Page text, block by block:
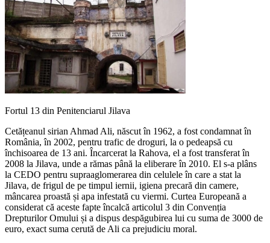
Fortul 13 din Penitenciarul Jilava
Cetățeanul sirian Ahmad Ali, născut în 1962, a fost condamnat în
România, în 2002, pentru trafic de droguri, la o pedeapsă cu
închisoarea de 13 ani. Încarcerat la Rahova, el a fost transferat în
2008 la Jilava, unde a rămas până la eliberare în 2010. El s-a plâns
la CEDO pentru supraaglomerarea din celulele în care a stat la
Jilava, de frigul de pe timpul iernii, igiena precară din camere,
mâncarea proastă și apa infestată cu viermi. Curtea Europeană a
considerat că aceste fapte încalcă articolul 3 din Convenția
Drepturilor Omului și a dispus despăgubirea lui cu suma de 3000 de
euro, exact suma cerută de Ali ca prejudiciu moral.